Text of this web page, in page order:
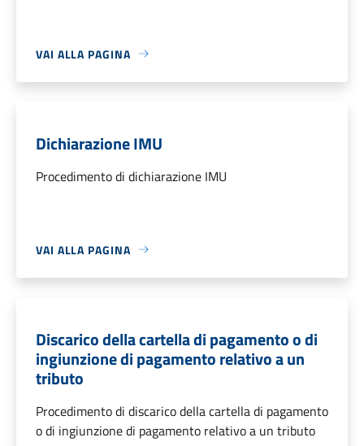
VAI ALLA PAGINA
Dichiarazione IMU
Procedimento di dichiarazione IMU
VAI ALLA PAGINA
Discarico della cartella di pagamento o di
ingiunzione di pagamento relativo a un
tributo
Procedimento di discarico della cartella di pagamento
o di ingiunzione di pagamento relativo a un tributo